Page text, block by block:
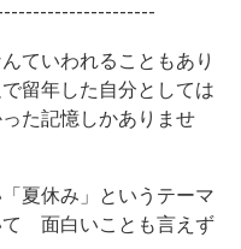
ていわれることもあり
留年した自分としては
た記憶しかありませ
夏休み」というテーマ
て 面白いことも言えず